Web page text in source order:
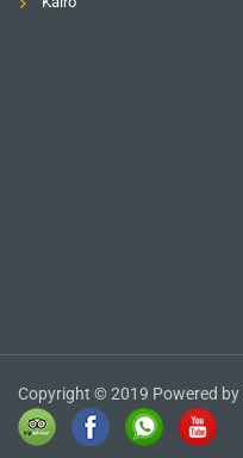
Copyright © 2019 Powered by